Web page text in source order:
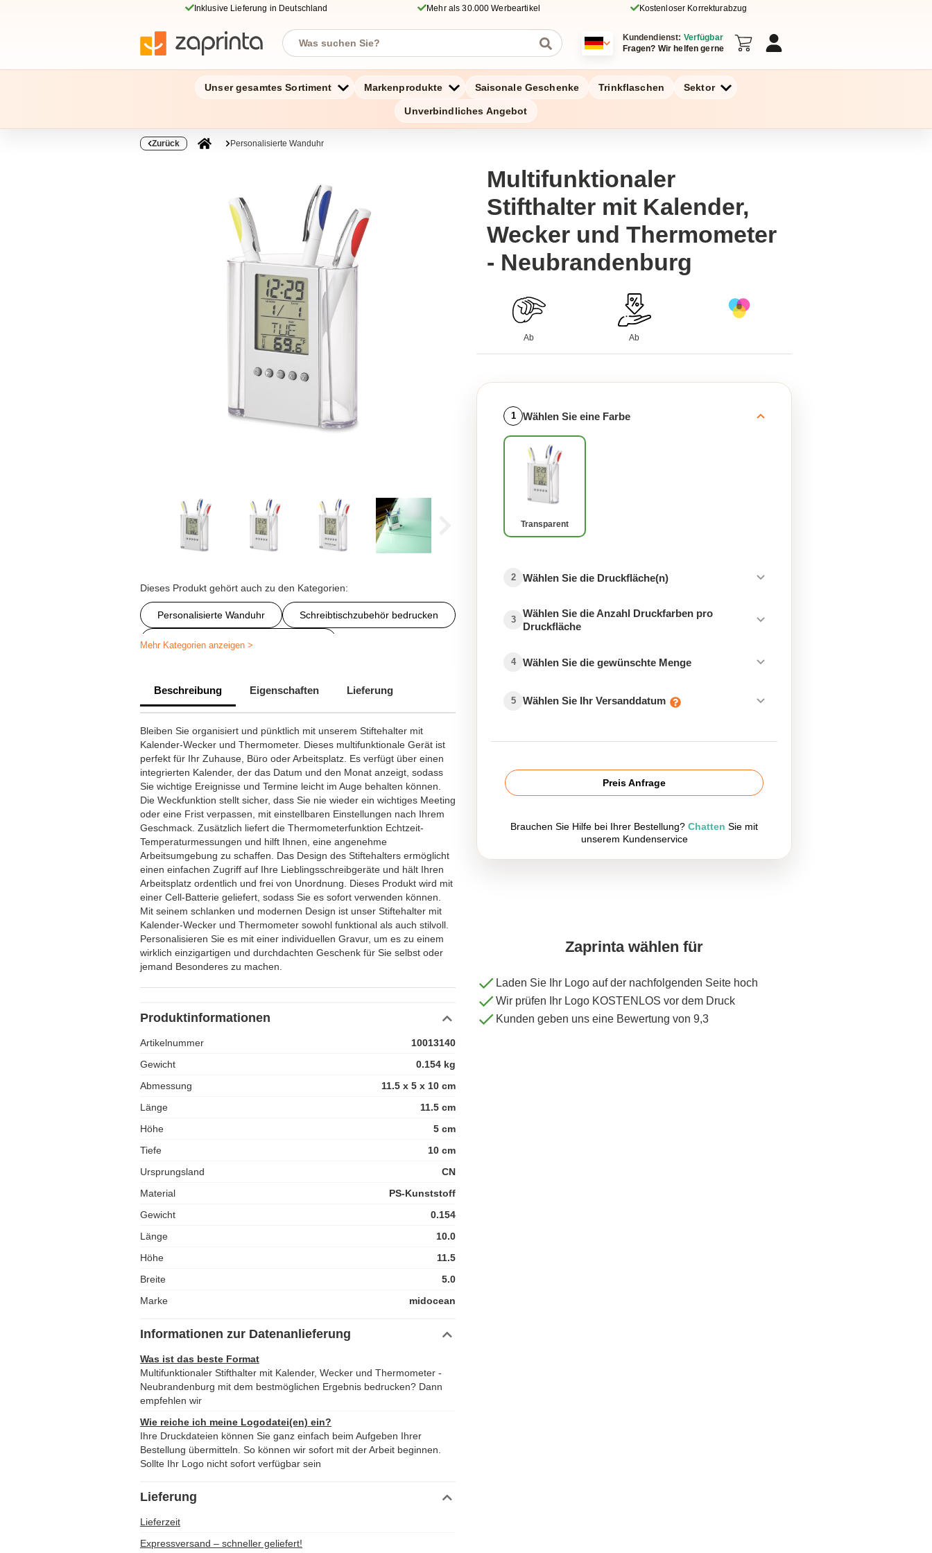
Inklusive Lieferung in Deutschland Mehr als 30.000 Werbeartikel Kostenloser Korrekturabzug
Kundendienst: Verfügbar
Fragen? Wir helfen gerne
Unser gesamtes Sortiment Markenprodukte Saisonale Geschenke Trinkflaschen Sektor
Unverbindliches Angebot
Zurück Personalisierte Wanduhr
Dieses Produkt gehört auch zu den Kategorien:
Personalisierte Wanduhr Schreibtischzubehör bedrucken
Personalisiertes Schreibtischzubehör
Mehr Kategorien anzeigen >
Beschreibung Eigenschaften Lieferung
Bleiben Sie organisiert und pünktlich mit unserem Stiftehalter mit
Kalender-Wecker und Thermometer. Dieses multifunktionale Gerät ist
perfekt für Ihr Zuhause, Büro oder Arbeitsplatz. Es verfügt über einen
integrierten Kalender, der das Datum und den Monat anzeigt, sodass
Sie wichtige Ereignisse und Termine leicht im Auge behalten können.
Die Weckfunktion stellt sicher, dass Sie nie wieder ein wichtiges Meeting
oder eine Frist verpassen, mit einstellbaren Einstellungen nach Ihrem
Geschmack. Zusätzlich liefert die Thermometerfunktion Echtzeit-
Temperaturmessungen und hilft Ihnen, eine angenehme
Arbeitsumgebung zu schaffen. Das Design des Stiftehalters ermöglicht
einen einfachen Zugriff auf Ihre Lieblingsschreibgeräte und hält Ihren
Arbeitsplatz ordentlich und frei von Unordnung. Dieses Produkt wird mit
einer Cell-Batterie geliefert, sodass Sie es sofort verwenden können.
Mit seinem schlanken und modernen Design ist unser Stiftehalter mit
Kalender-Wecker und Thermometer sowohl funktional als auch stilvoll.
Personalisieren Sie es mit einer individuellen Gravur, um es zu einem
wirklich einzigartigen und durchdachten Geschenk für Sie selbst oder
jemand Besonderes zu machen.
Produktinformationen
Artikelnummer
10013140
Gewicht
0.154 kg
Abmessung
11.5 x 5 x 10 cm
Länge
11.5 cm
Höhe
5 cm
Tiefe
10 cm
Ursprungsland
CN
Material
PS-Kunststoff
Gewicht
0.154
Länge
10.0
Höhe
11.5
Breite
5.0
Marke
midocean
Informationen zur Datenanlieferung
Was ist das beste Format
Multifunktionaler Stifthalter mit Kalender, Wecker und Thermometer -
Neubrandenburg mit dem bestmöglichen Ergebnis bedrucken? Dann
empfehlen wir
Wie reiche ich meine Logodatei(en) ein?
Ihre Druckdateien können Sie ganz einfach beim Aufgeben Ihrer
Bestellung übermitteln. So können wir sofort mit der Arbeit beginnen.
Sollte Ihr Logo nicht sofort verfügbar sein
Lieferung
Lieferzeit
Expressversand – schneller geliefert!
Multifunktionaler
Stifthalter mit Kalender,
Wecker und Thermometer
- Neubrandenburg
Ab Ab
1 Wählen Sie eine Farbe
Transparent
2 Wählen Sie die Druckfläche(n)
3
Wählen Sie die Anzahl Druckfarben pro
Druckfläche
4 Wählen Sie die gewünschte Menge
5 Wählen Sie Ihr Versanddatum
Preis Anfrage
Brauchen Sie Hilfe bei Ihrer Bestellung? Chatten Sie mit
unserem Kundenservice
Zaprinta wählen für
Laden Sie Ihr Logo auf der nachfolgenden Seite hoch
Wir prüfen Ihr Logo KOSTENLOS vor dem Druck
Kunden geben uns eine Bewertung von 9,3